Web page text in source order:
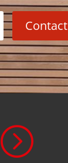
Contact
=